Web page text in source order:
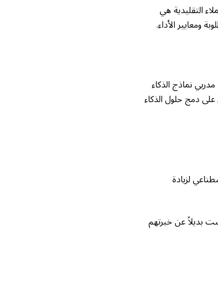
التقليدية هي
ومعايير الأداء.
نماذج الذكاء
على دمج حلول الذكاء
لزيادة
بديلاً عن خبرتهم